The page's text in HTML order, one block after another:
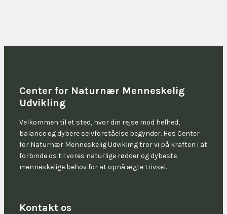
Center for Naturnær Menneskelig
Udvikling
Velkommen til et sted, hvor din rejse mod helhed,
balance og dybere selvforståelse begynder. Hos Center
for Naturnær Menneskelig Udvikling tror vi på kraften i at
forbinde os til vores naturlige rødder og dybeste
menneskelige behov for at opnå ægte trivsel.
Kontakt os